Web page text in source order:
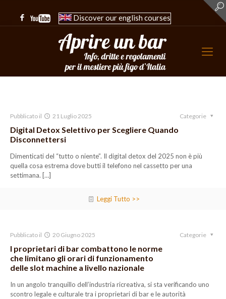
Discover our english courses
Pubblicato il 21 Luglio 2025 Categorie
Digital Detox Selettivo per Scegliere Quando
Disconnettersi
Dimenticati del “tutto o niente”. Il digital detox del 2025 non è più
quella cosa estrema dove butti il telefono nel cassetto per una
settimana. […]
Leggi Tutto >>
Pubblicato il 20 Giugno 2025 Categorie
I proprietari di bar combattono le norme
che limitano gli orari di funzionamento
delle slot machine a livello nazionale
In un angolo tranquillo dell’industria ricreativa, si sta verificando uno
scontro legale e culturale tra i proprietari di bar e le autorità